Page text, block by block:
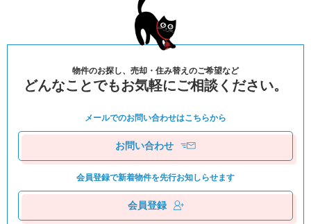
物件のお探し、売却・住み替えのご希望など
どんなことでもお気軽にご相談ください。
メールでのお問い合わせはこちらから
お問い合わせ
会員登録で新着物件を先⾏お知しらせます
会員登録